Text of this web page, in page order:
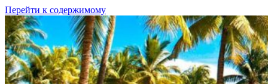
Перейти к содержимому